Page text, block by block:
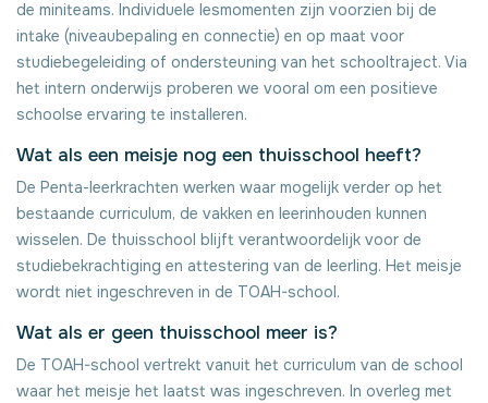
de miniteams. Individuele lesmomenten zijn voorzien bij de
intake (niveaubepaling en connectie) en op maat voor
studiebegeleiding of ondersteuning van het schooltraject. Via
het intern onderwijs proberen we vooral om een positieve
schoolse ervaring te installeren.
Wat als een meisje nog een thuisschool heeft?
De Penta-leerkrachten werken waar mogelijk verder op het
bestaande curriculum, de vakken en leerinhouden kunnen
wisselen. De thuisschool blijft verantwoordelijk voor de
studiebekrachtiging en attestering van de leerling. Het meisje
wordt niet ingeschreven in de TOAH-school.
Wat als er geen thuisschool meer is?
De TOAH-school vertrekt vanuit het curriculum van de school
waar het meisje het laatst was ingeschreven. In overleg met